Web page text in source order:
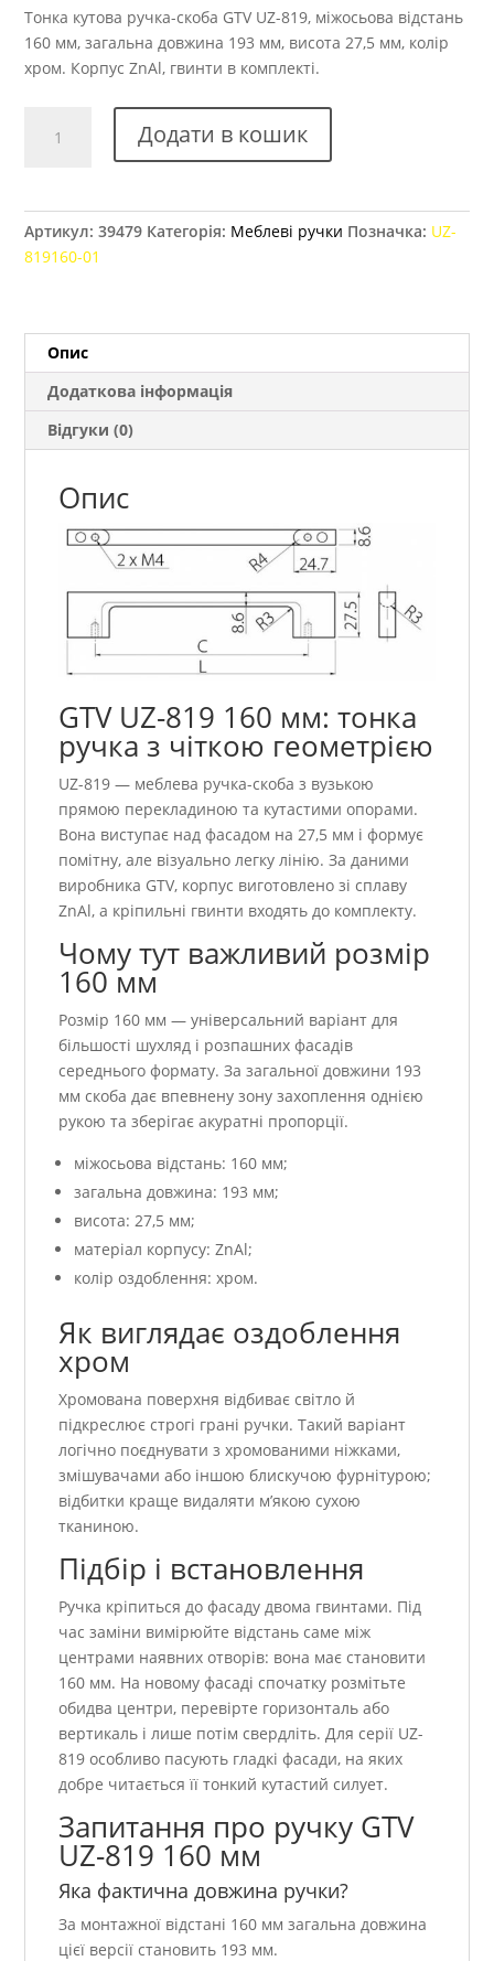
Тонка кутова ручка-скоба GTV UZ-819, міжосьова відстань
160 мм, загальна довжина 193 мм, висота 27,5 мм, колір
хром. Корпус ZnAl, гвинти в комплекті.
меблева
160
Додати в кошик
Артикул:39479 Категорія: Меблеві ручки Позначка: UZ-
819160-01
Опис
Додаткова інформація
Відгуки (0)
Опис
GTV UZ-819 160 мм: тонка
ручка з чіткою геометрією
UZ-819 — меблева ручка-скоба з вузькою
прямою перекладиною та кутастими опорами.
Вона виступає над фасадом на 27,5 мм і формує
помітну, але візуально легку лінію. За даними
виробника GTV, корпус виготовлено зі сплаву
ZnAl, а кріпильні гвинти входять до комплекту.
Чому тут важливий розмір
160 мм
Розмір 160 мм — універсальний варіант для
більшості шухляд і розпашних фасадів
середнього формату. За загальної довжини 193
мм скоба дає впевнену зону захоплення однією
рукою та зберігає акуратні пропорції.
міжосьова відстань: 160 мм;
загальна довжина: 193 мм;
висота: 27,5 мм;
матеріал корпусу: ZnAl;
колір оздоблення: хром.
Як виглядає оздоблення
хром
Хромована поверхня відбиває світло й
підкреслює строгі грані ручки. Такий варіант
логічно поєднувати з хромованими ніжками,
змішувачами або іншою блискучою фурнітурою;
відбитки краще видаляти м’якою сухою
тканиною.
Підбір і встановлення
Ручка кріпиться до фасаду двома гвинтами. Під
час заміни вимірюйте відстань саме між
центрами наявних отворів: вона має становити
160 мм. На новому фасаді спочатку розмітьте
обидва центри, перевірте горизонталь або
вертикаль і лише потім свердліть. Для серії UZ-
819 особливо пасують гладкі фасади, на яких
добре читається її тонкий кутастий силует.
Запитання про ручку GTV
UZ-819 160 мм
Яка фактична довжина ручки?
За монтажної відстані 160 мм загальна довжина
цієї версії становить 193 мм.